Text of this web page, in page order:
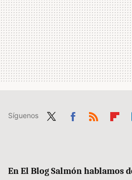
Síguenos
En El Blog Salmón hablamos